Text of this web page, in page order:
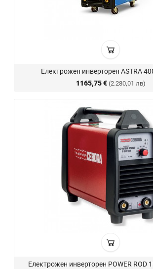
Електрожен инверторен ASTRA
1165,75 € (2.280,01 лв)
Електрожен инверторен POWER ROD